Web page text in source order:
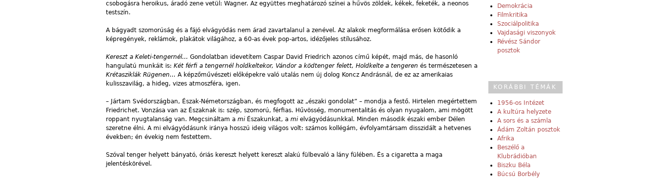
csobogásra heroikus, áradó zene vetül: Wagner. Az együttes meghatározó színei a hűvös zöldek, kékek, feketék, a neonos
testszín.
A bágyadt szomorúság és a fájó elvágyódás nem árad zavartalanul a zenével. Az alakok megformálása erősen kötődik a
képregények, reklámok, plakátok világához, a 60-as évek pop-artos, idézőjeles stílusához.
Kereszt a Keleti-tengernél… Gondolatban idevetítem Caspar David Friedrich azonos című képét, majd más, de hasonló
hangulatú munkáit is: Két férfi a tengernél holdkeltekor, Vándor a ködtenger felett, Holdkelte a tengeren és természetesen a
Krétasziklák Rügenen… A képzőművészeti előképekre való utalás nem új dolog Koncz Andrásnál, de ez az amerikaias
kulisszavilág, a hideg, vizes atmoszféra, igen.
– Jártam Svédországban, Észak-Németországban, és megfogott az „északi gondolat” – mondja a festő. Hirtelen megértettem
Friedrichet. Vonzása van az Északnak is: szép, szomorú, férfias. Hűvösség, monumentalitás és olyan nyugalom, ami mögött
roppant nyugtalanság van. Megcsináltam a mi Északunkat, a mi elvágyódásunkkal. Minden második északi ember Délen
szeretne élni. A mi elvágyódásunk iránya hosszú ideig világos volt: számos kollégám, évfolyamtársam disszidált a hetvenes
években; én évekig nem festettem.
Szóval tenger helyett bányató, óriás kereszt helyett kereszt alakú fülbevaló a lány fülében. És a cigaretta a maga
jelentéskörével.
Demokrácia
Filmkritika
Szociálpolitika
Vajdasági viszonyok
Révész Sándor
posztok
KORÁBBI TÉMÁK
1956-os Intézet
A kultúra helyzete
A sors és a számla
Ádám Zoltán posztok
Afrika
Beszélő a
Klubrádióban
Biszku Béla
Búcsú Borbély